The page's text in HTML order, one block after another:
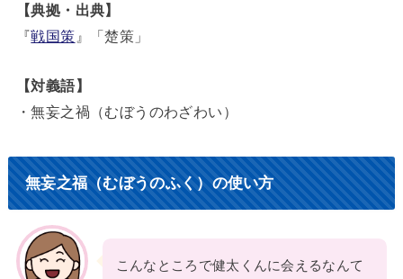
【典拠・出典】
『戦国策 』「楚策」
【対義語】
・無妄之禍（むぼうのわざわい）
無妄之福（むぼうのふく）の使い方
こんなところで健太くんに会えるなんて